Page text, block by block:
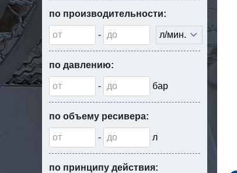
по производительности:
- л/мин.
по давлению:
- бар
по объему ресивера:
- л
по принципу действия: